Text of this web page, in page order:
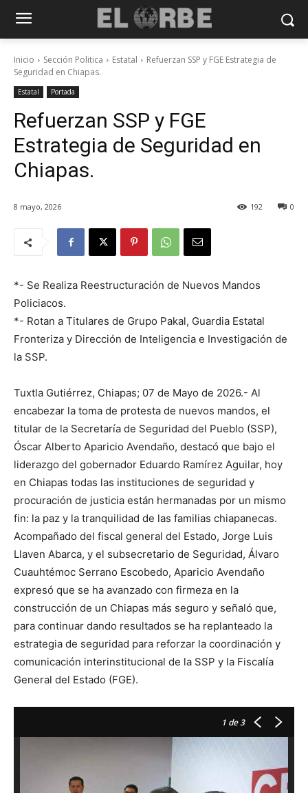
Inicio Sección Politica Estatal
Refuerzan SSP y FGE Estrategia de
Seguridad en Chiapas.
Estatal Portada
Refuerzan SSP y FGE
Estrategia de Seguridad en
Chiapas.
8 mayo, 2026 0
192
*- Se Realiza Reestructuración de Nuevos Mandos
Policiacos.
*- Rotan a Titulares de Grupo Pakal, Guardia Estatal
Fronteriza y Dirección de Inteligencia e Investigación de
la SSP.
Tuxtla Gutiérrez, Chiapas; 07 de Mayo de 2026.- Al
encabezar la toma de protesta de nuevos mandos, el
titular de la Secretaría de Seguridad del Pueblo (SSP),
Óscar Alberto Aparicio Avendaño, destacó que bajo el
liderazgo del gobernador Eduardo Ramírez Aguilar, hoy
en Chiapas todas las instituciones de seguridad y
procuración de justicia están hermanadas por un mismo
fin: la paz y la tranquilidad de las familias chiapanecas.
Acompañado del fiscal general del Estado, Jorge Luis
Llaven Abarca, y el subsecretario de Seguridad, Álvaro
Cuauhtémoc Serrano Escobedo, Aparicio Avendaño
expresó que se ha avanzado con firmeza en la
construcción de un Chiapas más seguro y señaló que,
para continuar dando resultados se ha replanteado la
estrategia de seguridad para reforzar la coordinación y
comunicación interinstitucional de la SSP y la Fiscalía
General del Estado (FGE).
1 de 3